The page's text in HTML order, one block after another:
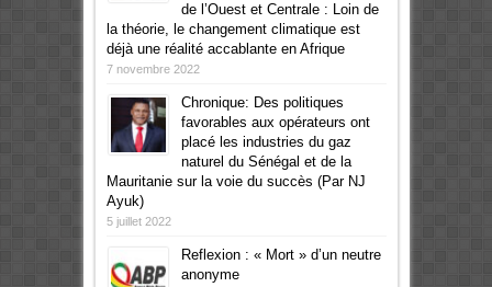
de l’Ouest et Centrale : Loin de
la théorie, le changement climatique est
déjà une réalité accablante en Afrique
7 novembre 2022
Chronique: Des politiques
favorables aux opérateurs ont
placé les industries du gaz
naturel du Sénégal et de la
Mauritanie sur la voie du succès (Par NJ
Ayuk)
5 juillet 2022
Reflexion : « Mort » d’un neutre
anonyme